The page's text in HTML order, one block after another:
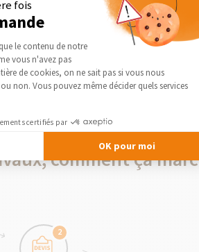
DE POSE DE CLÔTURE ET DE PORTAIL
comment ça
2
fois
du Consentement :
le contenu de notre
vous n'avez pas
de cookies, on ne sait pas si vous nous
non. Vous pouvez même décider quels services
certifiés par
OK pour moi
consent